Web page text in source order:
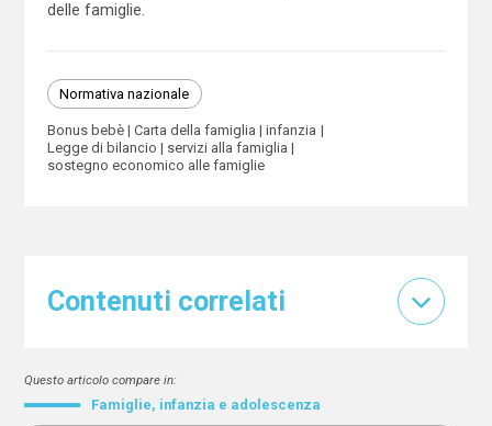
delle famiglie.
Normativa nazionale
Bonus bebè Carta della famiglia
infanzia
Legge di bilancio
servizi alla famiglia
sostegno economico alle famiglie
Contenuti correlati
Questo articolo compare in:
Famiglie, infanzia e adolescenza